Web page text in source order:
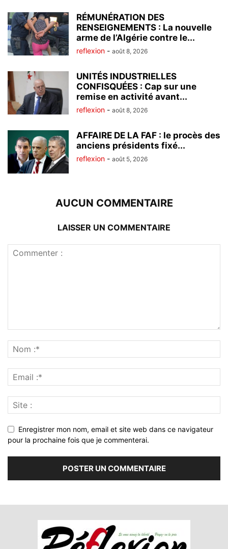
RÉMUNÉRATION DES
RENSEIGNEMENTS : La nouvelle
arme de l’Algérie contre le...
reflexion - août 8, 2026
UNITÉS INDUSTRIELLES
CONFISQUÉES : Cap sur une
remise en activité avant...
reflexion - août 8, 2026
AFFAIRE DE LA FAF : le procès des
anciens présidents fixé...
reflexion - août 5, 2026
AUCUN COMMENTAIRE
LAISSER UN COMMENTAIRE
Enregistrer mon nom, email et site web dans ce navigateur
pour la prochaine fois que je commenterai.